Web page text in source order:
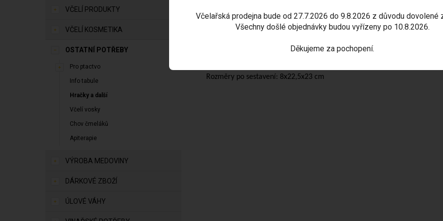
VČELÍ PRODUKTY
VČELÍ KOSMETIKA
OSTATNÍ POTŘEBY
Pro ptactvo
Info tabule
Hračky a další
Včelí vosky
Chov čmeláků
Apiterapie
VÝROBA MEDOVINY
DÁRKOVÉ ZBOŽÍ
ÚLOVÉ VÁHY
Udělá radost nejen dětem, ale i milovníkům včel a přírody.
Puzzle je je vhodné pro děti 6+
Obsahuje malé části, není vhodné pro děti do 3 let.
Rozměry po sestavení: 8x22,5x23 cm
Včelařská prodejna bude od 27.7.2026 do 9.8.2026 z důvodu dovolené
Všechny došlé objednávky budou vyřízeny po 10.8.2026.
Děkujeme za pochopení.